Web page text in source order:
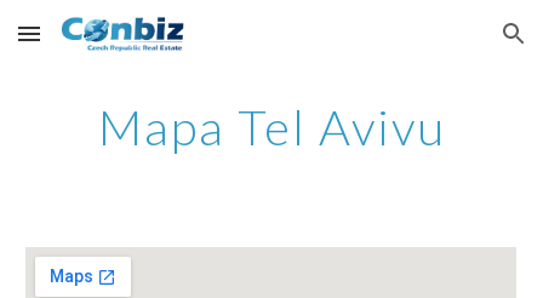
Skip to main content Skip to navigation
Mapa Tel Avivu